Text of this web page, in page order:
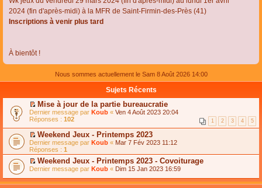
2024 (fin d'après-midi) à la MFR de Saint-Firmin-des-Près (41)
Inscriptions à venir plus tard
À bientôt !
Nous sommes actuellement le Sam 8 Août 2026 14:00
Sujets Récents
C
o
n
s
u
l
t
e
r
l
e
Mise à jour de la partie bureaucratie
Dernier message par Koub « Ven 4 Août 2023 20:04
Réponses : 102 1 2 3 4 5
C
o
n
s
u
t
Weekend Jeux - Printemps 2023
Dernier message par Koub « Mar 7 Fév 2023 11:12
Réponses : 1
C
n
Weekend Jeux - Printemps 2023 - Covoiturage
Dernier message par Koub « Dim 15 Jan 2023 16:59